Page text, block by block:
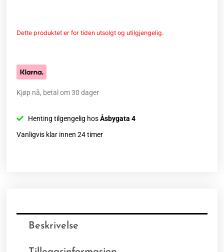
Dette produktet er for tiden utsolgt og utilgjengelig.
Kjøp nå, betal om 30 dager
Henting tilgengelig hosÅsbygata 4
Vanligvis klar innen 24 timer
Beskrivelse